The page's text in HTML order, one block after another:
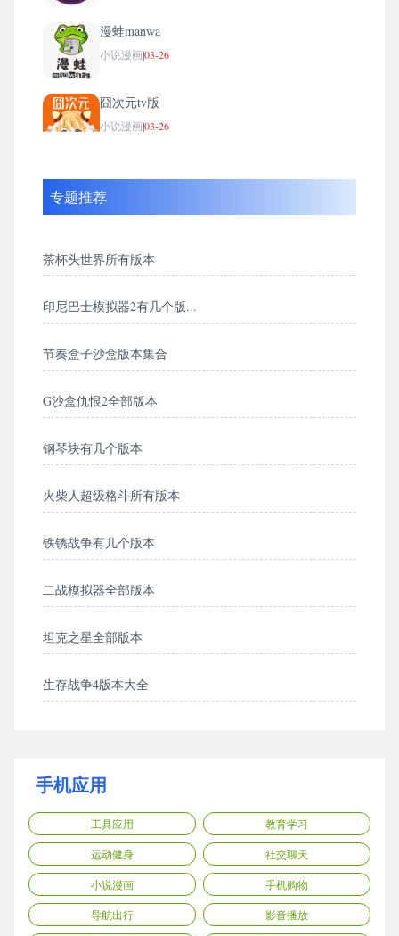
漫蛙manwa
小说漫画|03-26
囧次元tv版
小说漫画|03-26
专题推荐
茶杯头世界所有版本
印尼巴士模拟器2有几个版...
节奏盒子沙盒版本集合
G沙盒仇恨2全部版本
钢琴块有几个版本
火柴人超级格斗所有版本
铁锈战争有几个版本
二战模拟器全部版本
坦克之星全部版本
生存战争4版本大全
手机应用
工具应用 教育学习
运动健身 社交聊天
小说漫画 手机购物
导航出行 影音播放